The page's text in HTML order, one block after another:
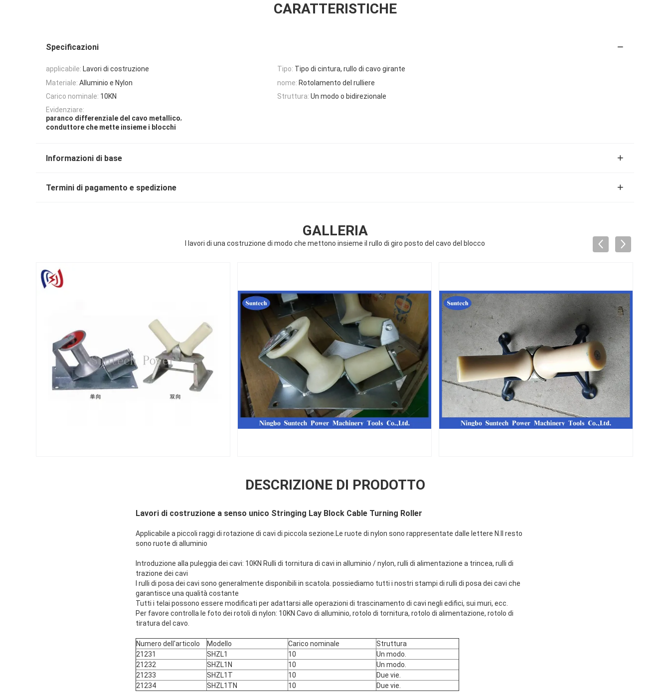
CARATTERISTICHE
Specificazioni
applicabile: Lavori di costruzione Tipo: Tipo di cintura, rullo di cavo girante
Materiale: Alluminio e Nylon nome: Rotolamento del rulliere
Carico nominale: 10KN Struttura: Un modo o bidirezionale
Evidenziare:
paranco differenziale del cavo metallico,
conduttore che mette insieme i blocchi
Informazioni di base
Termini di pagamento e spedizione
GALLERIA
I lavori di una costruzione di modo che mettono insieme il rullo di giro posto del cavo del blocco
DESCRIZIONE DI PRODOTTO
Lavori di costruzione a senso unico Stringing Lay Block Cable Turning Roller
Applicabile a piccoli raggi di rotazione di cavi di piccola sezione.Le ruote di nylon sono rappresentate dalle lettere N.Il resto
sono ruote di alluminio
Introduzione alla puleggia dei cavi: 10KN Rulli di tornitura di cavi in alluminio / nylon, rulli di alimentazione a trincea, rulli di
trazione dei cavi
I rulli di posa dei cavi sono generalmente disponibili in scatola. possiediamo tutti i nostri stampi di rulli di posa dei cavi che
garantisce una qualità costante
Tutti i telai possono essere modificati per adattarsi alle operazioni di trascinamento di cavi negli edifici, sui muri, ecc.
Per favore controlla le foto dei rotoli di nylon: 10KN Cavo di alluminio, rotolo di tornitura, rotolo di alimentazione, rotolo di
tiratura del cavo.
Numero dell'articolo Modello Carico nominale
Struttura
21231
SHZL1 10
Un modo.
21232
SHZL1N 10
Un modo.
21233
SHZL1T 10
Due vie.
21234
SHZL1TN 10 Due vie.